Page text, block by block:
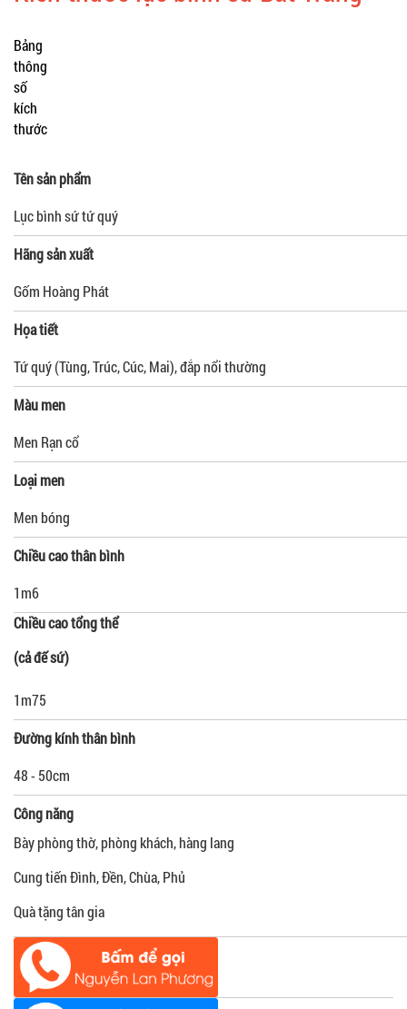
Bảng
thông
số
kích
thước
Tên sản phẩm
Lục bình sứ tứ quý
Hãng sản xuất
Gốm Hoàng Phát
Họa tiết
Tứ quý (Tùng, Trúc, Cúc, Mai), đắp nổi thường
Màu men
Men Rạn cổ
Loại men
Men bóng
Chiều cao thân bình
1m6
Chiều cao tổng thể
(cả đế sứ)
1m75
Đường kính thân bình
48 - 50cm
Công năng
Bày phòng thờ, phòng khách, hàng lang
Cung tiến Đình, Đền, Chùa, Phủ
Quà tặng tân gia